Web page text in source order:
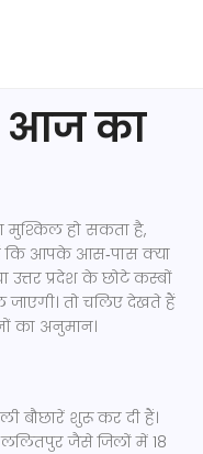
आज का
हो सकता है,
कि आपके आस‑पास क्या
उत्तर प्रदेश के छोटे कस्बों
तो चलिए देखते हैं
का अनुमान।
बौछारें शुरू कर दी हैं।
ललितपुर जैसे जिलों में 18